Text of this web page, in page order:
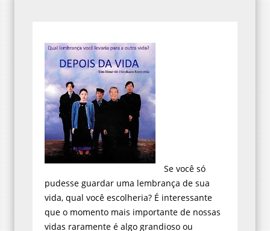
pudesse guardar uma lembrança de sua
vida, qual você escolheria? É interessante
que o momento mais importante de nossas
vidas raramente é algo grandioso ou
complicado. São pequenos gestos, atos que